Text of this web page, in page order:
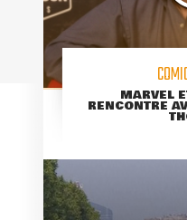
MARVEL
RENCONTRE